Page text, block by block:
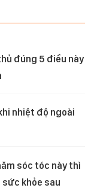
đúng 5 điều này
nhiệt độ ngoài
sóc tóc này thì
khỏe sau